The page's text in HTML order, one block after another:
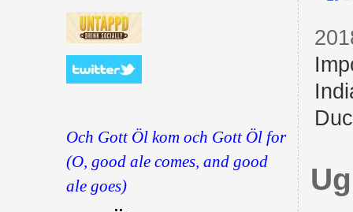
Och Gott Öl kom och Gott Öl for
(O, good ale comes, and good
ale goes)